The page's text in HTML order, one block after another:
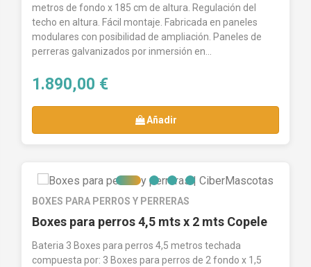
metros de fondo x 185 cm de altura. Regulación del
techo en altura. Fácil montaje. Fabricada en paneles
modulares con posibilidad de ampliación. Paneles de
perreras galvanizados por inmersión en...
1.890,00 €
Añadir
BOXES PARA PERROS Y PERRERAS
Boxes para perros 4,5 mts x 2 mts Copele
Bateria 3 Boxes para perros 4,5 metros techada
compuesta por: 3 Boxes para perros de 2 fondo x 1,5